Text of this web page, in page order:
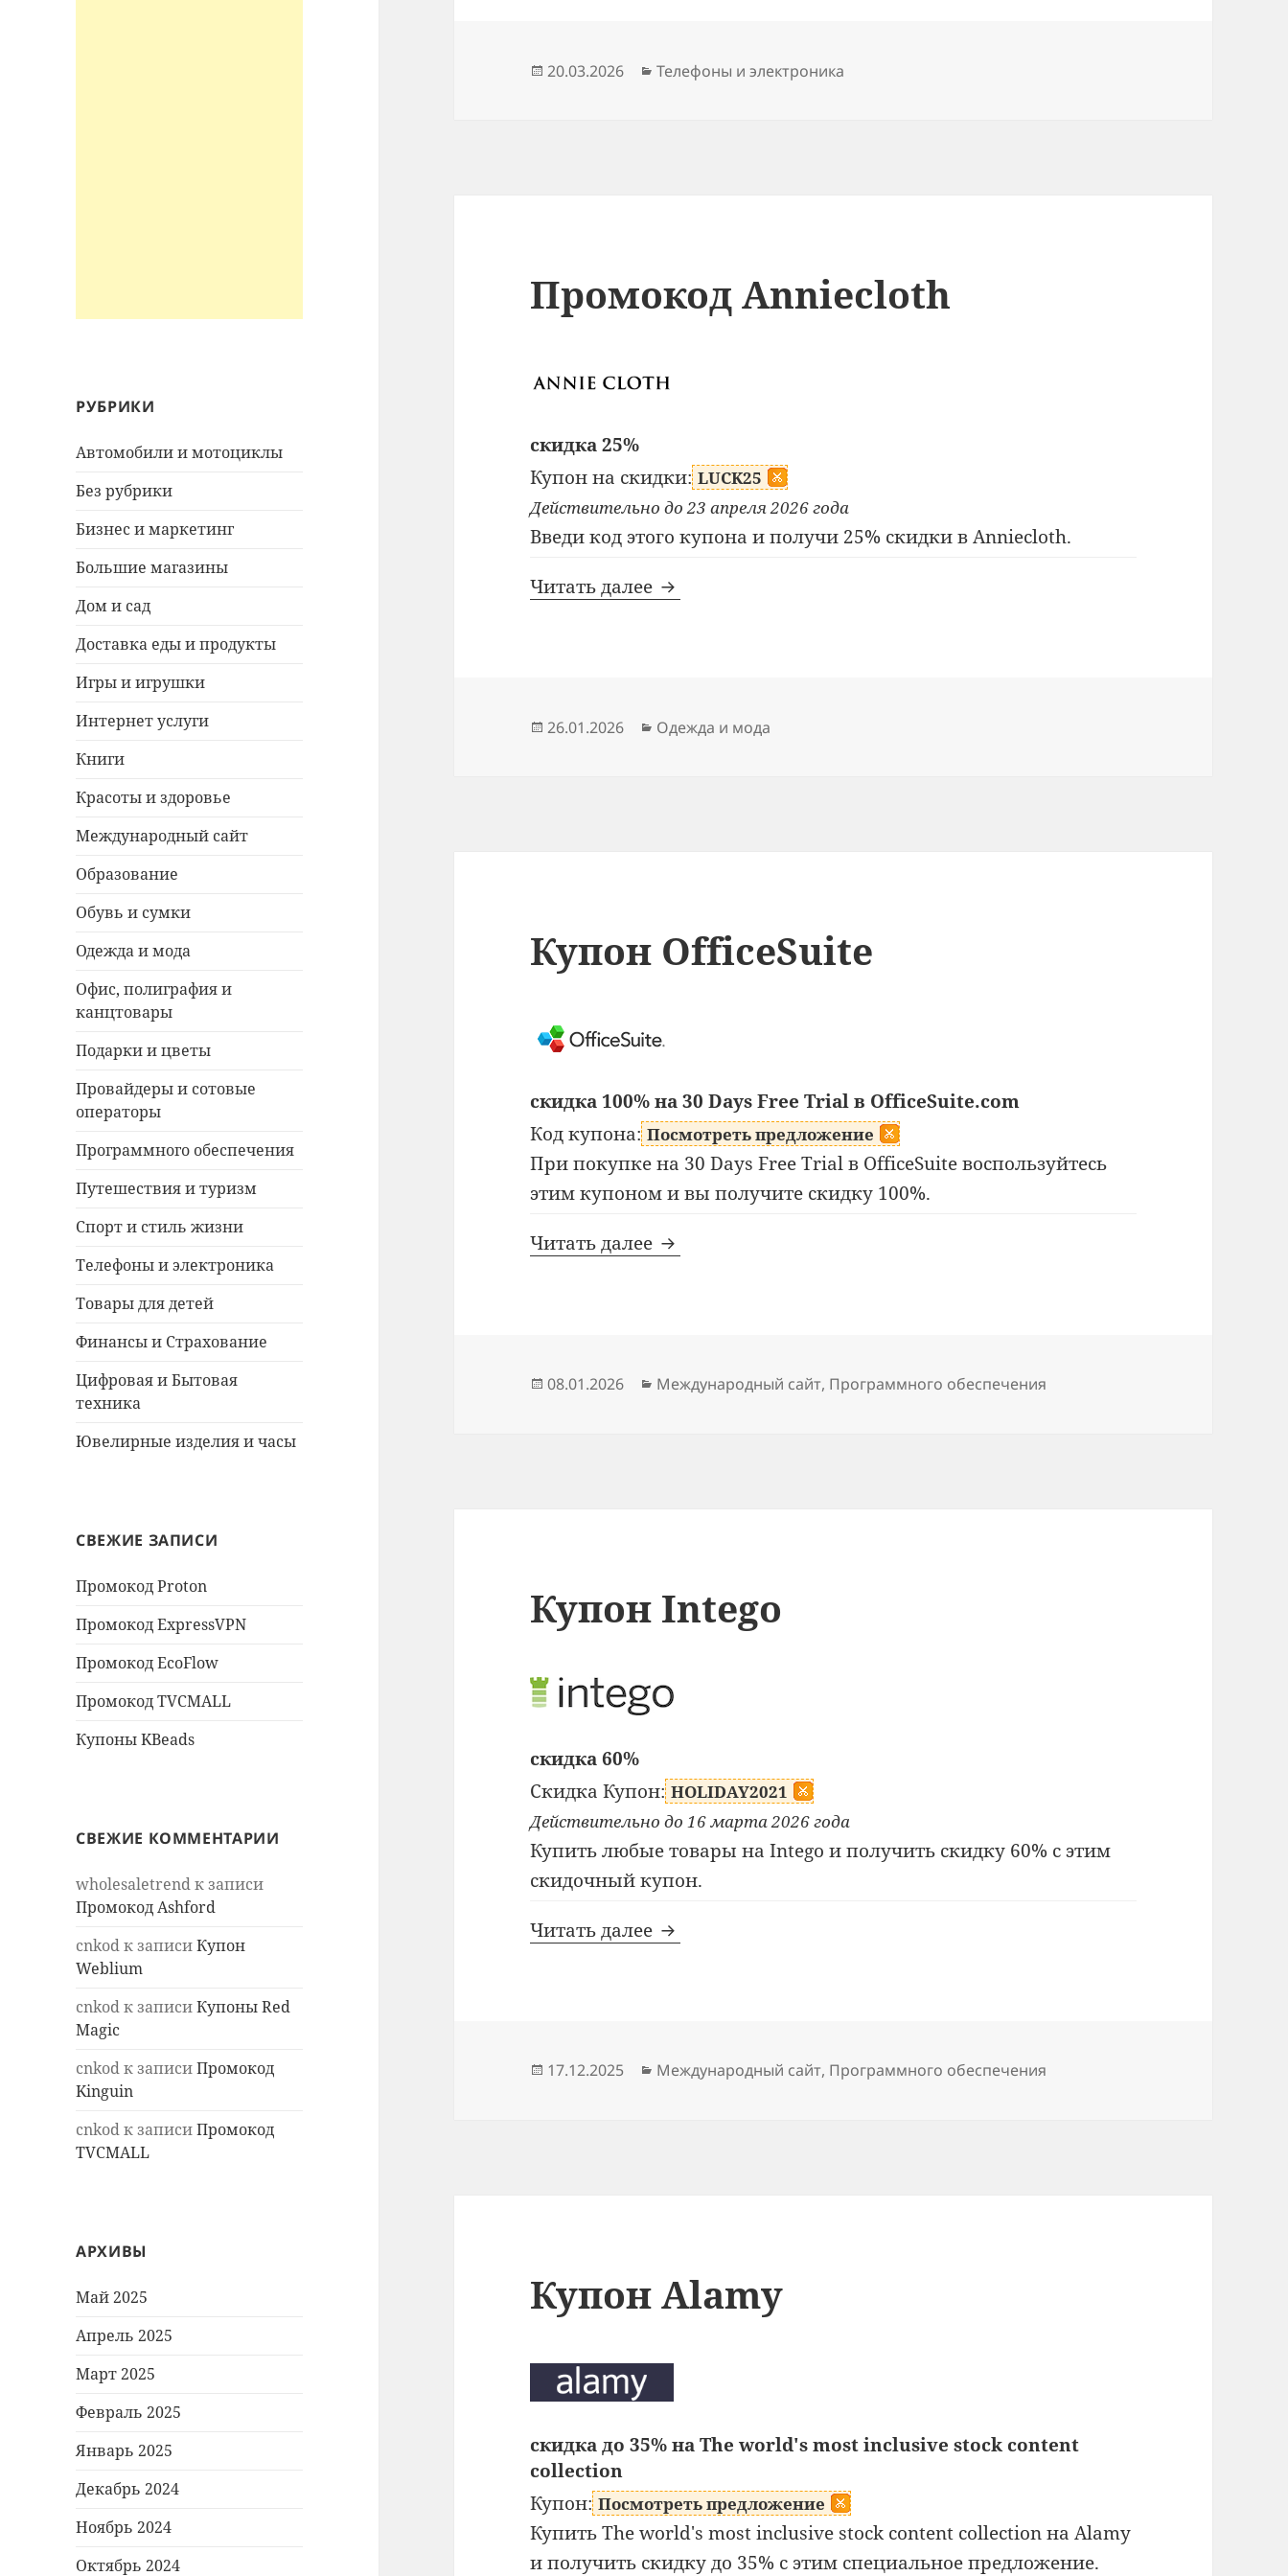
РУБРИКИ
Автомобили и мотоциклы
Без рубрики
Бизнес и маркетинг
Большие магазины
Дом и сад
Доставка еды и продукты
Игры и игрушки
Интернет услуги
Книги
Красоты и здоровье
Международный сайт
Образование
Обувь и сумки
Одежда и мода
Офис, полиграфия и
канцтовары
Подарки и цветы
Провайдеры и сотовые
операторы
Программного обеспечения
Путешествия и туризм
Спорт и стиль жизни
Телефоны и электроника
Товары для детей
Финансы и Страхование
Цифровая и Бытовая
техника
Ювелирные изделия и часы
СВЕЖИЕ ЗАПИСИ
Промокод Proton
Промокод ExpressVPN
Промокод EcoFlow
Промокод TVCMALL
Купоны KBeads
СВЕЖИЕ КОММЕНТАРИИ
wholesaletrendк записи
Промокод Ashford
cnkodк записиКупон
Weblium
cnkodк записиКупоны Red
Magic
cnkodк записиПромокод
Kinguin
cnkodк записиПромокод
TVCMALL
АРХИВЫ
Май 2025
Апрель 2025
Март 2025
Февраль 2025
Январь 2025
Декабрь 2024
Ноябрь 2024
Октябрь 2024
Опубликовано
20.03.2026 Рубрики
Телефоны и электроника
Промокод Anniecloth
скидка 25%
Купон на скидки: LUCK25
Действительно до 23 апреля 2026 года
Введи код этого купона и получи 25% скидки в Anniecloth.
Читать далее Промокод Anniecloth
Опубликовано
26.01.2026 Рубрики
Одежда и мода
Купон OfficeSuite
скидка 100% на 30 Days Free Trial в OfficeSuite.com
Код купона: Посмотреть предложение
При покупке на 30 Days Free Trial в OfficeSuite воспользуйтесь
этим купоном и вы получите скидку 100%.
Читать далее Купон OfficeSuite
Опубликовано
08.01.2026 Рубрики
Международный сайт, Программного обеспечения
Купон Intego
скидка 60%
Скидка Купон: HOLIDAY2021
Действительно до 16 марта 2026 года
Купить любые товары на Intego и получить скидку 60% с этим
скидочный купон.
Читать далее Купон Intego
Опубликовано
17.12.2025 Рубрики
Международный сайт, Программного обеспечения
Купон Alamy
скидка до 35% на The world's most inclusive stock content
collection
Купон: Посмотреть предложение
Купить The world's most inclusive stock content collection на Alamy
и получить скидку до 35% с этим специальное предложение.